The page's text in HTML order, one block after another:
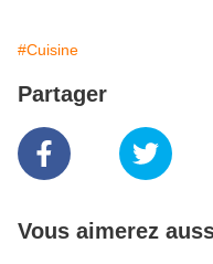
#Cuisine
Partager
Vous aimerez